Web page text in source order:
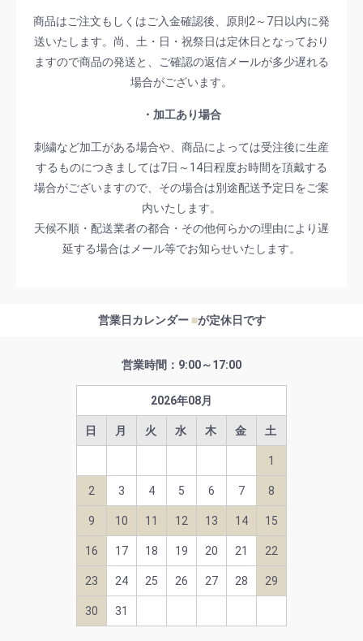
商品はご注文もしくはご入金確認後、原則2～7日以内に発
送いたします。尚、土・日・祝祭日は定休日となっており
ますので商品の発送と、ご確認の返信メールが多少遅れる
場合がございます。
・加工あり場合
刺繍など加工がある場合や、商品によっては受注後に生産
するものにつきましては7日～14日程度お時間を頂戴する
場合がございますので、その場合は別途配送予定日をご案
内いたします。
天候不順・配送業者の都合・その他何らかの理由により遅
延する場合はメール等でお知らせいたします。
営業日カレンダー ■が定休日です
営業時間：9:00～17:00
2026年08月
日 月 火 水 木 金 土
1
2 3 4 5 6 7 8
9 10 11 12 13 14 15
16 17 18 19 20 21 22
23 24 25 26 27 28 29
30 31